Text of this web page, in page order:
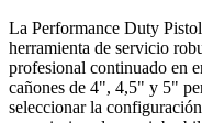
La Performance Duty
herramienta de servicio
profesional continuado en
cañones de 4", 4,5" y 5"
seleccionar la